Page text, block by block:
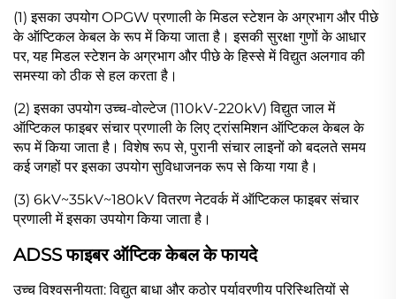
(1) इसका उपयोग OPGW प्रणाली के मिडल स्टेशन के अग्रभाग और पीछे
के ऑप्टिकल केबल के रूप में किया जाता है। इसकी सुरक्षा गुणों के आधार
पर, यह मिडल स्टेशन के अग्रभाग और पीछे के हिस्से में विद्युत अलगाव की
समस्या को ठीक से हल करता है।
(2) इसका उपयोग उच्च-वोल्टेज (110kV-220kV) विद्युत जाल में
ऑप्टिकल फाइबर संचार प्रणाली के लिए ट्रांसमिशन ऑप्टिकल केबल के
रूप में किया जाता है। विशेष रूप से, पुरानी संचार लाइनों को बदलते समय
कई जगहों पर इसका उपयोग सुविधाजनक रूप से किया गया है।
(3) 6kV~35kV~180kV वितरण नेटवर्क में ऑप्टिकल फाइबर संचार
प्रणाली में इसका उपयोग किया जाता है।
ADSS फाइबर ऑप्टिक केबल के फायदे
उच्च विश्वसनीयता: विद्युत बाधा और कठोर पर्यावरणीय परिस्थितियों से